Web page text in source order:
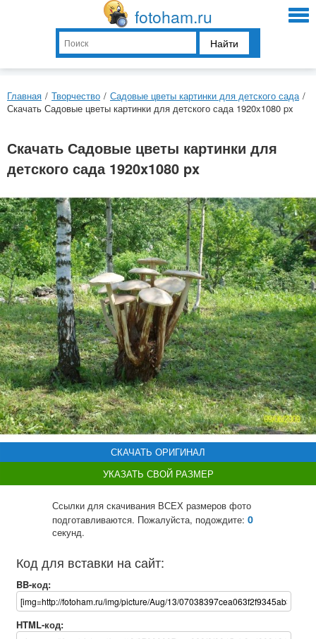
fotoham.ru
Найти
Главная / Творчество / Садовые цветы картинки для детского сада /
Скачать Садовые цветы картинки для детского сада 1920x1080 px
Скачать Садовые цветы картинки для
детского сада 1920x1080 px
СКАЧАТЬ ОРИГИНАЛ
УКАЗАТЬ СВОЙ РАЗМЕР
Ссылки для скачивания ВСЕХ размеров фото
подготавливаются. Пожалуйста, подождите: 0
секунд.
Код для вставки на сайт:
BB-код:
HTML-код: